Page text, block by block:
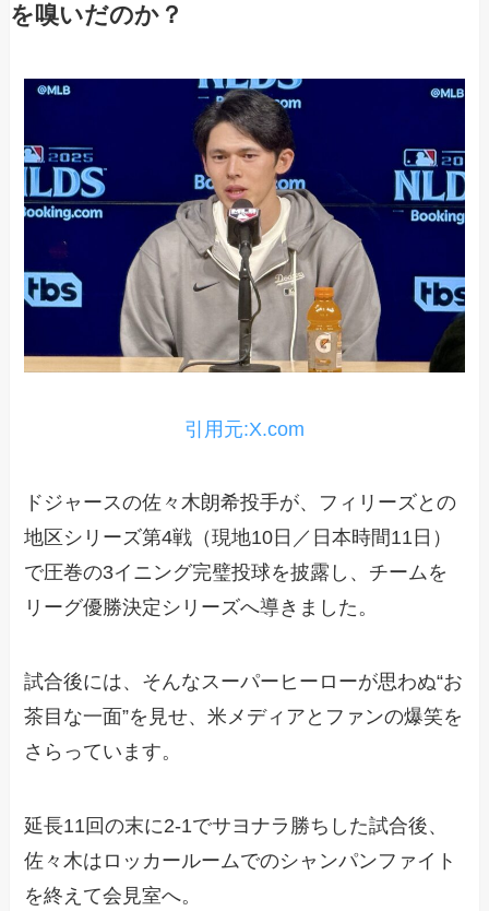
を嗅いだのか？
引用元:X.com
ドジャースの佐々木朗希投手が、フィリーズとの
地区シリーズ第4戦（現地10日／日本時間11日）
で圧巻の3イニング完璧投球を披露し、チームを
リーグ優勝決定シリーズへ導きました。
試合後には、そんなスーパーヒーローが思わぬ“お
茶目な一面”を見せ、米メディアとファンの爆笑を
さらっています。
延長11回の末に2-1でサヨナラ勝ちした試合後、
佐々木はロッカールームでのシャンパンファイト
を終えて会見室へ。